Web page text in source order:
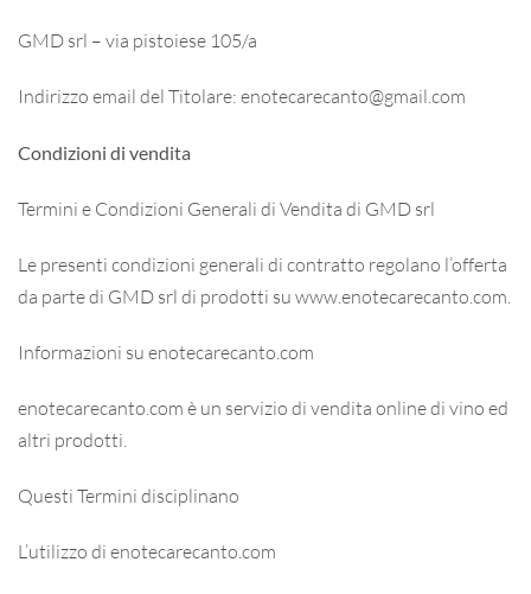
GMD srl – via pistoiese 105/a
Indirizzo email del Titolare: enotecarecanto@gmail.com
Condizioni di vendita
Termini e Condizioni Generali di Vendita di GMD srl
Le presenti condizioni generali di contratto regolano l’offerta
da parte di GMD srl di prodotti su www.enotecarecanto.com.
Informazioni su enotecarecanto.com
enotecarecanto.com è un servizio di vendita online di vino ed
altri prodotti.
Questi Termini disciplinano
L’utilizzo di enotecarecanto.com